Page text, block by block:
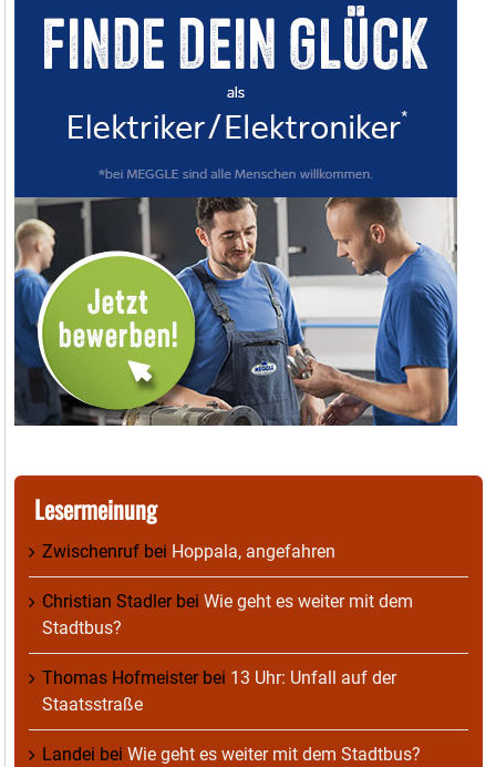
Lesermeinung
Zwischenruf bei Hoppala, angefahren
Christian Stadlerbei Wie geht es weiter mit dem
Stadtbus?
Thomas Hofmeisterbei 13 Uhr: Unfall auf der
Staatsstraße
Landei bei Wie geht es weiter mit dem Stadtbus?